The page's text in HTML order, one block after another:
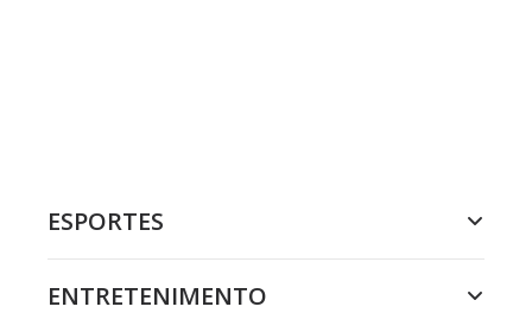
ESPORTES
ENTRETENIMENTO